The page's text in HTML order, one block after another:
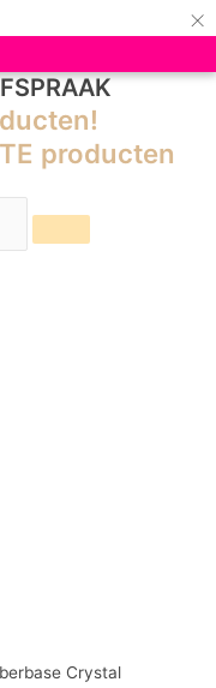
×
producten
Crystal